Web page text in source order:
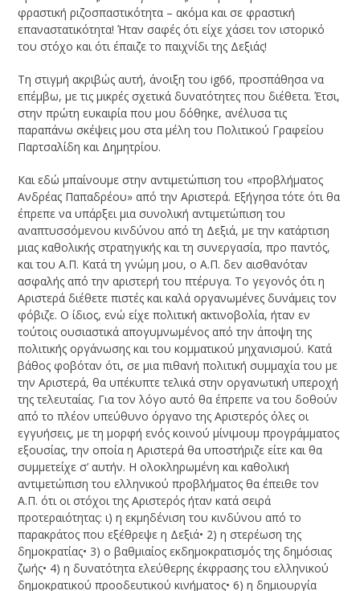
φραστική ριζοσπαστικότητα – ακόμα και σε φραστική
επαναστατικότητα! Ήταν σαφές ότι είχε χάσει τον ιστορικό
του στόχο και ότι έπαιζε το παιχνίδι της Δεξιάς!
Τη στιγμή ακριβώς αυτή, άνοιξη του ig66, προσπάθησα να
επέμβω, με τις μικρές σχετικά δυνατότητες που διέθετα. Έτσι,
στην πρώτη ευκαιρία που μου δόθηκε, ανέλυσα τις
παραπάνω σκέψεις μου στα μέλη του Πολιτικού Γραφείου
Παρτσαλίδη και Δημητρίου.
Και εδώ μπαίνουμε στην αντιμετώπιση του «προβλήματος
Ανδρέας Παπαδρέου» από την Αριστερά. Εξήγησα τότε ότι θα
έπρεπε να υπάρξει μια συνολική αντιμετώπιση του
αναπτυσσόμενου κινδύνου από τη Δεξιά, με την κατάρτιση
μιας καθολικής στρατηγικής και τη συνεργασία, προ παντός,
και του Α.Π. Κατά τη γνώμη μου, ο Α.Π. δεν αισθανόταν
ασφαλής από την αριστερή του πτέρυγα. Το γεγονός ότι η
Αριστερά διέθετε πιστές και καλά οργανωμένες δυνάμεις τον
φόβιζε. Ο ίδιος, ενώ είχε πολιτική ακτινοβολία, ήταν εν
τούτοις ουσιαστικά απογυμνωμένος από την άποψη της
πολιτικής οργάνωσης και του κομματικού μηχανισμού. Κατά
βάθος φοβόταν ότι, σε μια πιθανή πολιτική συμμαχία του με
την Αριστερά, θα υπέκυπτε τελικά στην οργανωτική υπεροχή
της τελευταίας. Για τον λόγο αυτό θα έπρεπε να του δοθούν
από το πλέον υπεύθυνο όργανο της Αριστερός όλες οι
εγγυήσεις, με τη μορφή ενός κοινού μίνιμουμ προγράμματος
εξουσίας, την οποία η Αριστερά θα υποστήριζε είτε και θα
συμμετείχε σ’ αυτήν. Η ολοκληρωμένη και καθολική
αντιμετώπιση του ελληνικού προβλήματος θα έπειθε τον
Α.Π. ότι οι στόχοι της Αριστερός ήταν κατά σειρά
προτεραιότητας: ι) η εκμηδένιση του κινδύνου από το
παρακράτος που εξέθρεψε η Δεξιά• 2) η στερέωση της
δημοκρατίας• 3) ο βαθμιαίος εκδημοκρατισμός της δημόσιας
ζωής• 4) η δυνατότητα ελεύθερης έκφρασης του ελληνικού
δημοκρατικού προοδευτικού κινήματος• 6) η δημιουργία